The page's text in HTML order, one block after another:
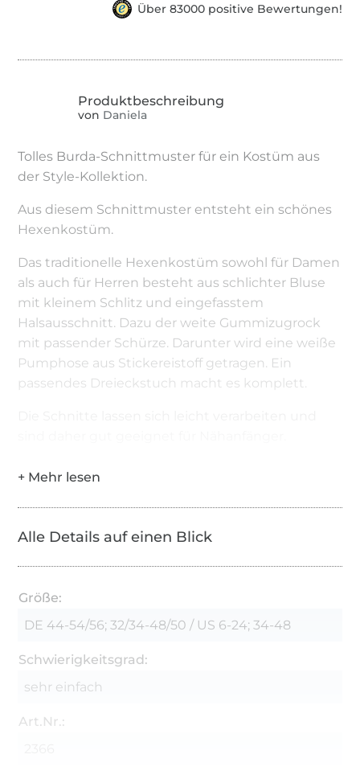
Über 83000 positive Bewertungen!
von Daniela
Tolles Burda-Schnittmuster für ein Kostüm aus
der Style-Kollektion.
Aus diesem Schnittmuster entsteht ein schönes
Hexenkostüm.
Das traditionelle Hexenkostüm sowohl für Damen
als auch für Herren besteht aus schlichter Bluse
mit kleinem Schlitz und eingefasstem
Halsausschnitt. Dazu der weite Gummizugrock
mit passender Schürze. Darunter wird eine weiße
Pumphose aus Stickereistoff getragen. Ein
passendes Dreieckstuch macht es komplett.
Alle Details auf einen Blick
Größe:
DE 44-54/56; 32/34-48/50 / US 6-24; 34-48
Schwierigkeitsgrad:
sehr einfach
Art.Nr.: